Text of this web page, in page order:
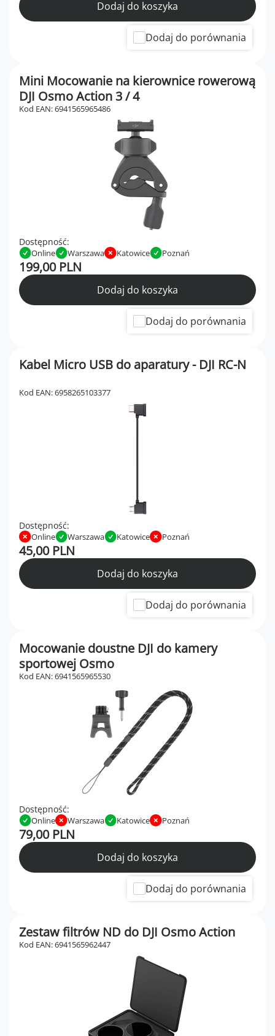
Dodaj do koszyka
Dodaj do porównania
Mini Mocowanie na kierownice rowerową
DJI Osmo Action 3 / 4
Kod EAN: 6941565965486
Dostępność:
Online Warszawa Katowice Poznań
199,00 PLN
Dodaj do koszyka
Dodaj do porównania
Kabel Micro USB do aparatury - DJI RC-N
Kod EAN: 6958265103377
Dostępność:
Online Warszawa Katowice Poznań
45,00 PLN
Dodaj do koszyka
Dodaj do porównania
Mocowanie doustne DJI do kamery
sportowej Osmo
Kod EAN: 6941565965530
Dostępność:
Online Warszawa Katowice Poznań
79,00 PLN
Dodaj do koszyka
Dodaj do porównania
Zestaw filtrów ND do DJI Osmo Action
Kod EAN: 6941565962447